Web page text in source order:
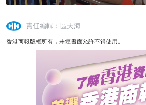
責任編輯：區天海
香港商報版權所有，未經書面允許不得使用。